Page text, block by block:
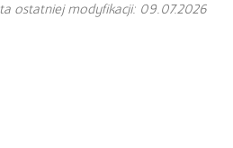
ostatniej modyfikacji: 09.07.2026